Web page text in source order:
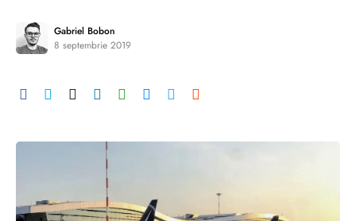
Gabriel Bobon
8 septembrie 2019